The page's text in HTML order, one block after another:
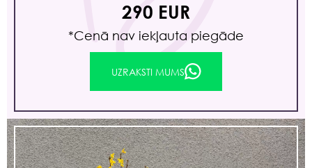
290 EUR
*Сenā nav iekļauta piegāde
UZRAKSTI MUMS